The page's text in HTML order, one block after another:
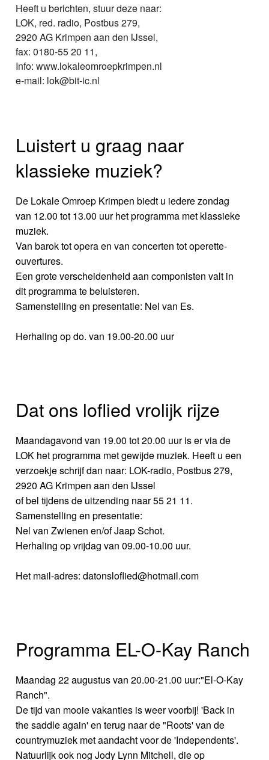
Heeft u berichten, stuur deze naar:
LOK, red. radio, Postbus 279,
2920 AG Krimpen aan den IJssel,
fax: 0180-55 20 11,
Info: www.lokaleomroepkrimpen.nl
e-mail: lok@bit-ic.nl
Luistert u graag naar
klassieke muziek?
De Lokale Omroep Krimpen biedt u iedere zondag
van 12.00 tot 13.00 uur het programma met klassieke
muziek.
Van barok tot opera en van concerten tot operette-
ouvertures.
Een grote verscheidenheid aan componisten valt in
dit programma te beluisteren.
Samenstelling en presentatie: Nel van Es.
Herhaling op do. van 19.00-20.00 uur
Dat ons loflied vrolijk rijze
Maandagavond van 19.00 tot 20.00 uur is er via de
LOK het programma met gewijde muziek. Heeft u een
verzoekje schrijf dan naar: LOK-radio, Postbus 279,
2920 AG Krimpen aan den IJssel
of bel tijdens de uitzending naar 55 21 11.
Samenstelling en presentatie:
Nel van Zwienen en/of Jaap Schot.
Herhaling op vrijdag van 09.00-10.00 uur.
Het mail-adres: datonsloflied@hotmail.com
Programma EL-O-Kay Ranch
Maandag 22 augustus van 20.00-21.00 uur:"El-O-Kay
Ranch".
De tijd van mooie vakanties is weer voorbij! 'Back in
the saddle again' en terug naar de "Roots' van de
countrymuziek met aandacht voor de 'Independents'.
Natuurlijk ook nog Jody Lynn Mitchell, die op